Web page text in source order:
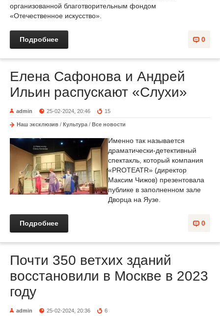
организованной благотворительным фондом
«Отечественное искусство».
0
Подробнее
Елена Сафонова и Андрей
Ильин распускают «Слухи»
admin 25-02-2024, 20:46 15
Наш эксклюзив / Культура / Все новости
Именно так называется
драматически-детективный
спектакль, который компания
«PROTEATR» (директор
Максим Чижов) презентовала
публике в заполненном зале
Дворца на Яузе.
0
Подробнее
Почти 350 ветхих зданий
восстановили в Москве в 2023
году
admin 25-02-2024, 20:36 6